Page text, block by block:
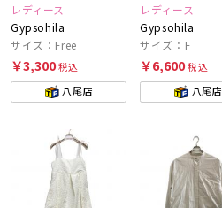
レディース
Gypsohila
サイズ：Free
￥3,300税込
八尾店
レディース
Gypsohila
サイズ：F
￥6,600税込
八尾店